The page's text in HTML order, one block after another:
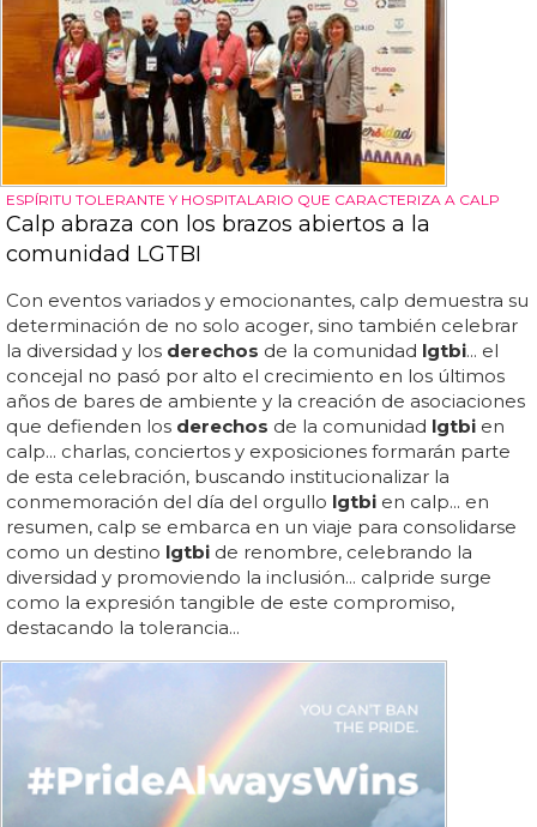
ESPÍRITU TOLERANTE Y HOSPITALARIO QUE CARACTERIZA A CALP
Calp abraza con los brazos abiertos a la
comunidad LGTBI
Con eventos variados y emocionantes, calp demuestra su
determinación de no solo acoger, sino también celebrar
la diversidad y los derechos de la comunidad lgtbi... el
concejal no pasó por alto el crecimiento en los últimos
años de bares de ambiente y la creación de asociaciones
que defienden los derechos de la comunidad lgtbi en
calp... charlas, conciertos y exposiciones formarán parte
de esta celebración, buscando institucionalizar la
conmemoración del día del orgullo lgtbi en calp... en
resumen, calp se embarca en un viaje para consolidarse
como un destino lgtbi de renombre, celebrando la
diversidad y promoviendo la inclusión... calpride surge
como la expresión tangible de este compromiso,
destacando la tolerancia...